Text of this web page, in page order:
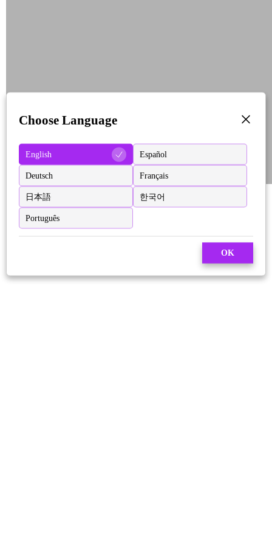
Choose Language
English Español
Deutsch Français
日本語 한국어
Português
OK